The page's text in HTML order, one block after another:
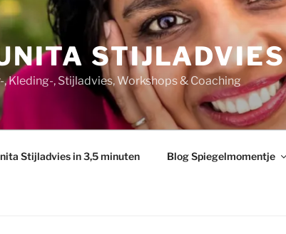
STIJLADVIES
, Kleding-, Stijladvies, Workshops & Coaching
Stijladvies in 3,5 minuten Blog Spiegelmomentje